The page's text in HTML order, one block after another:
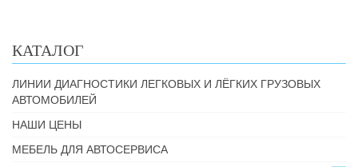
КАТАЛОГ
ЛИНИИ ДИАГНОСТИКИ ЛЕГКОВЫХ И ЛЁГКИХ ГРУЗОВЫХ
АВТОМОБИЛЕЙ
НАШИ ЦЕНЫ
МЕБЕЛЬ ДЛЯ АВТОСЕРВИСА